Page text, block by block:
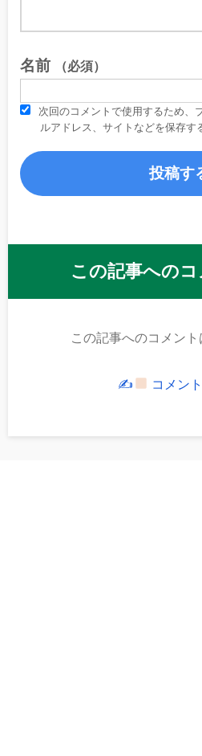
名前 （必須）
次回のコメントで使用するため、
ルアドレス、サイトなどを保存す
この記事への
この記事へのコメント
✍ コメン